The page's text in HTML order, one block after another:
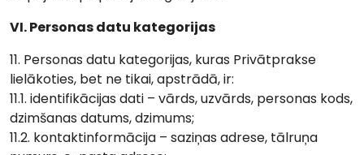
VI. Personas datu kategorijas
11. Personas datu kategorijas, kuras Privātprakse
lielākoties, bet ne tikai, apstrādā, ir:
11.1. identifikācijas dati – vārds, uzvārds, personas kods,
dzimšanas datums, dzimums;
11.2. kontaktinformācija – saziņas adrese, tālruņa